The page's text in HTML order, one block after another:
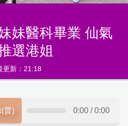
妹醫科畢業 仙氣
選港姐
更新：21:18